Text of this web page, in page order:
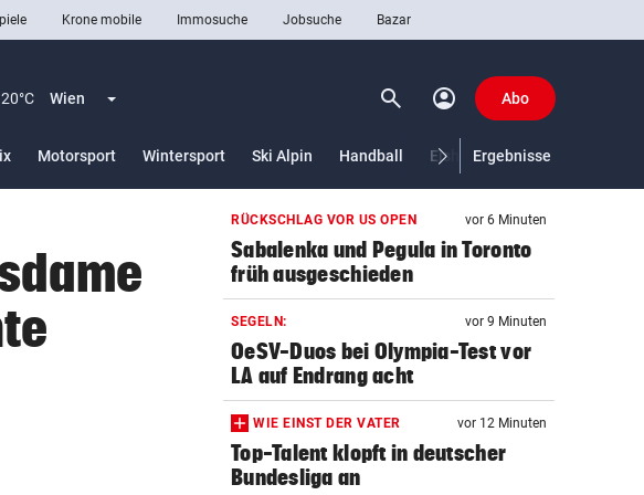
Krone mobile Immosuche Jobsuche Bazar
20°C Wien Menü aufklappen search Suchen
account_circle Abo
Motorsport Wintersport Ski Alpin Handball Eishockey US-Sport
Ergebnisse
RÜCKSCHLAG VOR US OPEN vor 6 Minuten
Sabalenka und Pegula in Toronto
früh ausgeschieden
SEGELN: vor 9 Minuten
OeSV-Duos bei Olympia-Test vor
LA auf Endrang acht
WIE EINST DER VATER vor 12 Minuten
Top-Talent klopft in deutscher
Bundesliga an